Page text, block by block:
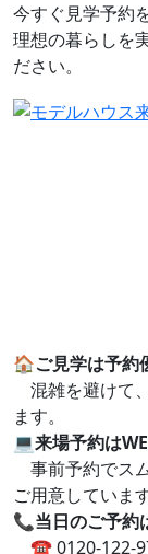
今すぐ見学予約
理想の暮らしを
ださい。
🏠ご見学は予約
混雑を避けて
ます。
💻来場予約は
事前予約でス
ご用意しています
📞当日のご予約
☎ 0120-122-